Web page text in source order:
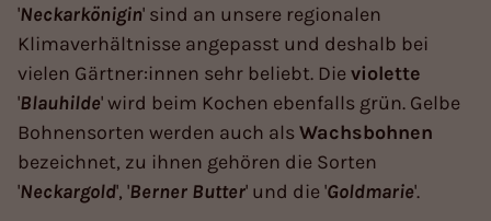
'Neckarkönigin' sind an unsere regionalen
Klimaverhältnisse angepasst und deshalb bei
vielen Gärtner:innen sehr beliebt. Die violette
'Blauhilde' wird beim Kochen ebenfalls grün. Gelbe
Bohnensorten werden auch alsWachsbohnen
bezeichnet, zu ihnen gehören die Sorten
'Neckargold', 'Berner Butter' und die 'Goldmarie'.